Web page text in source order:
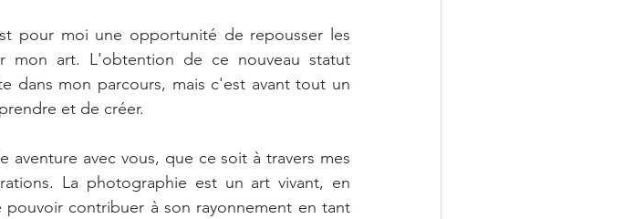
pour moi une opportunité de repousser les
mon art. L'obtention de ce nouveau statut
dans mon parcours, mais c'est avant tout un
et de créer.
avec vous, que ce soit à travers mes
La photographie est un art vivant, en
contribuer à son rayonnement en tant